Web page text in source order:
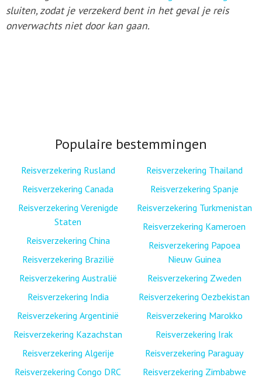
sluiten, zodat je verzekerd bent in het geval je reis
onverwachts niet door kan gaan.
Populaire bestemmingen
Reisverzekering Rusland
Reisverzekering Canada
Reisverzekering Verenigde
Staten
Reisverzekering China
Reisverzekering Brazilië
Reisverzekering Australië
Reisverzekering India
Reisverzekering Argentinië
Reisverzekering Kazachstan
Reisverzekering Algerije
Reisverzekering Congo DRC
Reisverzekering Thailand
Reisverzekering Spanje
Reisverzekering Turkmenistan
Reisverzekering Kameroen
Reisverzekering Papoea
Nieuw Guinea
Reisverzekering Zweden
Reisverzekering Oezbekistan
Reisverzekering Marokko
Reisverzekering Irak
Reisverzekering Paraguay
Reisverzekering Zimbabwe